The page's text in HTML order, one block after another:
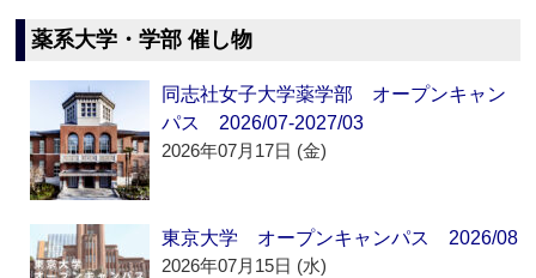
薬系大学・学部 催し物
同志社女子大学薬学部 オープンキャン
パス 2026/07-2027/03
2026年07月17日 (金)
東京大学 オープンキャンパス 2026/08
2026年07月15日 (水)